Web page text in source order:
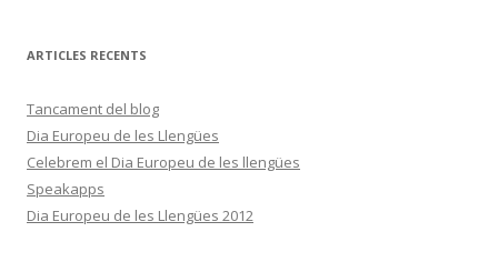
ARTICLES RECENTS
Tancament del blog
Dia Europeu de les Llengües
Celebrem el Dia Europeu de les llengües
Speakapps
Dia Europeu de les Llengües 2012